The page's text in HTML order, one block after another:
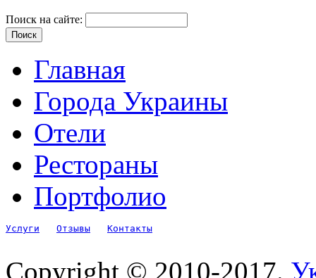
Поиск на сайте:
Главная
Города Украины
Отели
Рестораны
Портфолио
Услуги Отзывы Контакты
Copyright © 2010-2017.